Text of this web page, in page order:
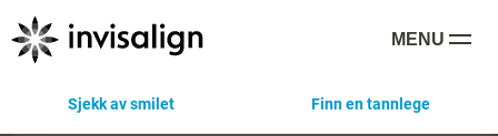
MENU
Sjekk av smilet Finn en tannlege